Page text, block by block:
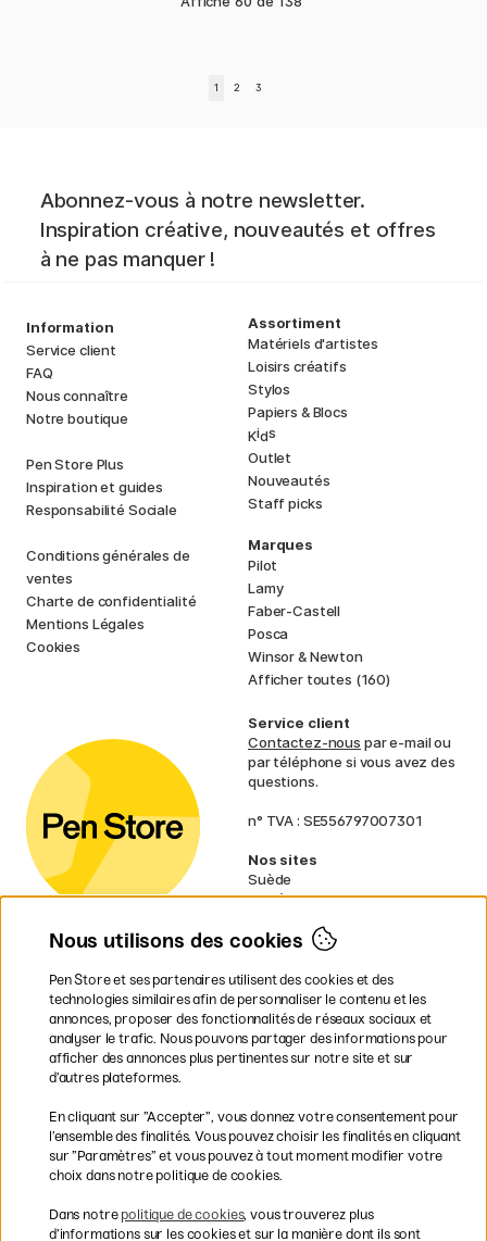
1 2 3
Abonnez-vous à notre newsletter.
Inspiration créative, nouveautés et offres
à ne pas manquer !
Information
Service client
FAQ
Nous connaître
Notre boutique
Pen Store Plus
Inspiration et guides
Responsabilité Sociale
Conditions générales de
ventes
Charte de confidentialité
Mentions Légales
Cookies
Assortiment
Matériels d'artistes
Loisirs créatifs
Stylos
Papiers & Blocs
Kids
Outlet
Nouveautés
Staff picks
Marques
Pilot
Lamy
Faber-Castell
Posca
Winsor & Newton
Afficher toutes (160)
Service client
Contactez-nous par e-mail ou
par téléphone si vous avez des
questions.
n° TVA : SE556797007301
Nos sites
Suède
Norvège
Finlande
Irlande
Pays-Bas
Royaume-Uni
UE
volumineux.
Les modes de paiement
Nous utilisons des cookies
Pen Store et ses partenaires utilisent des cookies et des
technologies similaires afin de personnaliser le contenu et les
annonces, proposer des fonctionnalités de réseaux sociaux et
analyser le trafic. Nous pouvons partager des informations pour
afficher des annonces plus pertinentes sur notre site et sur
d’autres plateformes.
En cliquant sur ”Accepter”, vous donnez votre consentement pour
l’ensemble des finalités. Vous pouvez choisir les finalités en cliquant
sur ”Paramètres” et vous pouvez à tout moment modifier votre
choix dans notre politique de cookies.
Dans notre politique de cookies, vous trouverez plus
d’informations sur les cookies et sur la manière dont ils sont